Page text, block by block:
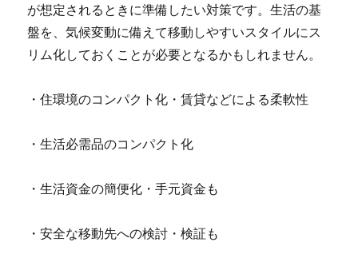
が想定されるときに準備したい対策です。生活の基
盤を、気候変動に備えて移動しやすいスタイルにス
リム化しておくことが必要となるかもしれません。
・住環境のコンパクト化・賃貸などによる柔軟性
・生活必需品のコンパクト化
・生活資金の簡便化・手元資金も
・安全な移動先への検討・検証も